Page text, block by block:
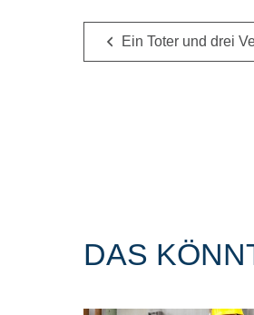
Ein Toter und drei
DAS